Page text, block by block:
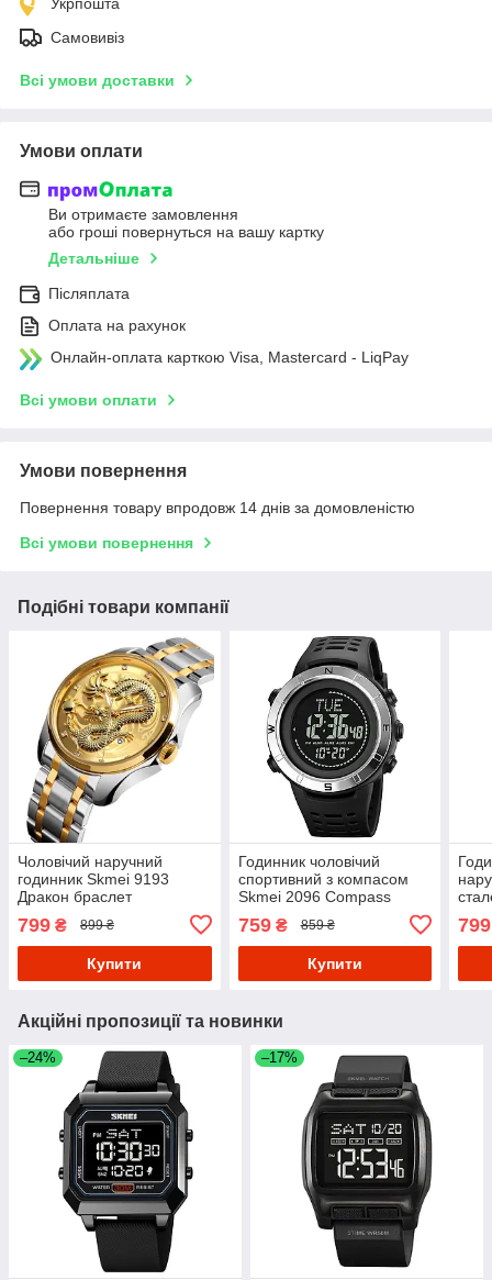
Самовивіз
Всі умови доставки
Умови оплати
Ви отримаєте замовлення
або гроші повернуться на вашу картку
Детальніше
Післяплата
Оплата на рахунок
Онлайн-оплата карткою Visa, Mastercard - LiqPay
Всі умови оплати
Умови повернення
Повернення товару впродовж 14 днів за домовленістю
Всі умови повернення
Подібні товари компанії
Чоловічий наручний
годинник Skmei 9193
Дракон браслет
799 ₴ 899 ₴
Купити
Годинник чоловічий
спортивний з компасом
Skmei 2096 Compass
759₴ 859 ₴
Купити
799
Акційні пропозиції та новинки
–24% –17%